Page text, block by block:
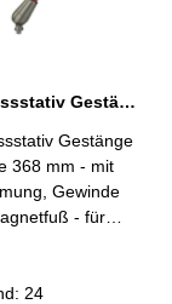
Magnet-Messstativ Gestänge Gesamthöhe 368 mm mit Zentralklemmung
Gestänge
368 mm - mit
Gewinde
- für
-
Art.-Nr.
24